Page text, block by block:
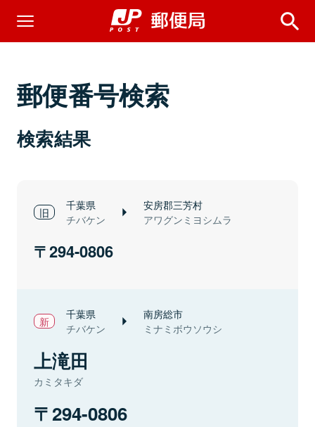
郵便番号検索
検索結果
千葉県
チバケン
安房郡三芳村
アワグンミヨシムラ
294-0806
千葉県
チバケン
南房総市
ミナミボウソウシ
上滝田
カミタキダ
294-0806